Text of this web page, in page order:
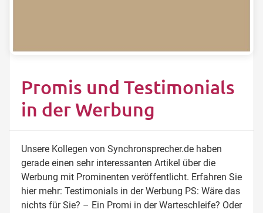
Promis und Testimonials
in der Werbung
Unsere Kollegen von Synchronsprecher.de haben
gerade einen sehr interessanten Artikel über die
Werbung mit Prominenten veröffentlicht. Erfahren Sie
hier mehr: Testimonials in der Werbung PS: Wäre das
nichts für Sie? – Ein Promi in der Warteschleife? Oder